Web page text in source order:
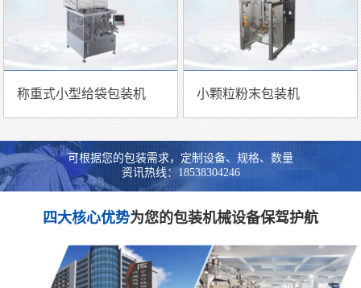
称重式小型给袋包装机 小颗粒粉末包装机
可根据您的包装需求，定制设备、规格、数量
资讯热线：18538304246
四大核心优势为您的包装机械设备保驾护航